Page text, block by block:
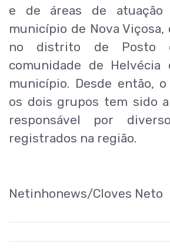
e de áreas de atuação
município de Nova Viçosa,
no distrito de Posto
comunidade de
município. Desde então,
os dois grupos tem sido
responsável por
registrados na região.
Netinhonews/Cloves Neto